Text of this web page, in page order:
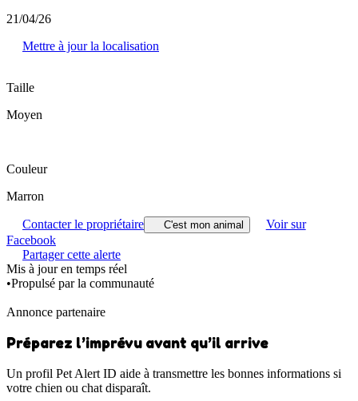
21/04/26
Mettre à jour la localisation
Taille
Moyen
Couleur
Marron
Contacter le propriétaire C'est mon animal
Voir sur
Facebook
Partager cette alerte
Mis à jour en temps réel
•Propulsé par la communauté
Annonce partenaire
Préparez l’imprévu avant qu’il arrive
Un profil Pet Alert ID aide à transmettre les bonnes informations si
votre chien ou chat disparaît.